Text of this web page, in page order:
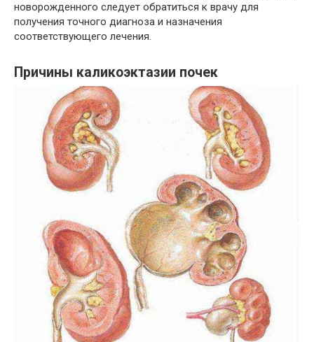
новорожденного следует обратиться к врачу для
получения точного диагноза и назначения
соответствующего лечения.
Причины каликоэктазии почек